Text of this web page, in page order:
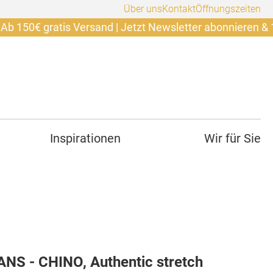
Über unsKontaktÖffnungszeiten
gratis Versand | Jetzt Newsletter abonnieren & 10€
Inspirationen Wir für Sie
- CHINO, Authentic stretch